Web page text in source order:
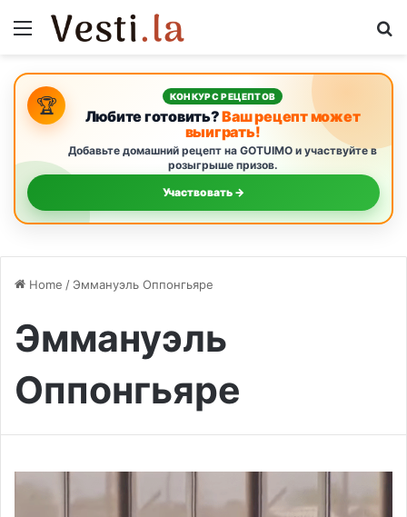
Menu
🏆 КОНКУРС РЕЦЕПТОВ
Любите готовить?Ваш рецепт может
выиграть!
Добавьте домашний рецепт на GOTUIMO и участвуйте в
розыгрыше призов.
Участвовать →
Home / Эммануэль Оппонгьяре
Эммануэль
Оппонгьяре